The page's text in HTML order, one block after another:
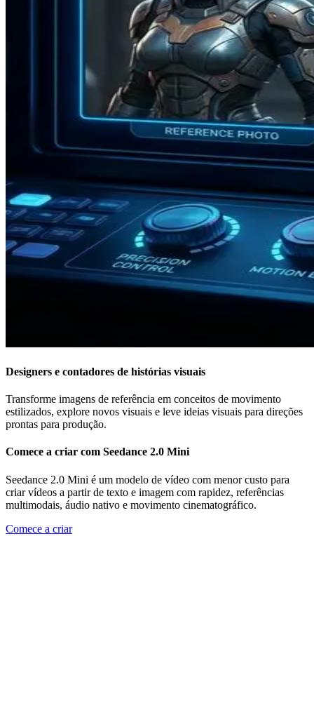
Designers e contadores de histórias visuais
Transforme imagens de referência em conceitos de movimento
estilizados, explore novos visuais e leve ideias visuais para direções
prontas para produção.
Comece a criar com Seedance 2.0 Mini
Seedance 2.0 Mini é um modelo de vídeo com menor custo para
criar vídeos a partir de texto e imagem com rapidez, referências
multimodais, áudio nativo e movimento cinematográfico.
Comece a criar